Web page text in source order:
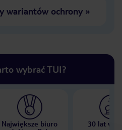
wariantów ochrony»
wybrać TUI?
Największe biuro
30 lat w